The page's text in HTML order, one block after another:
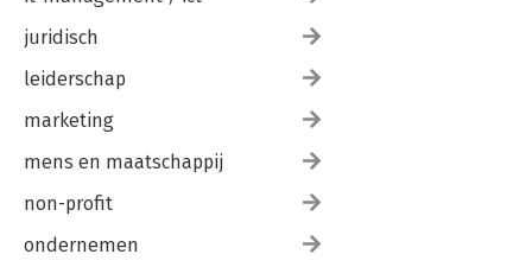
juridisch
leiderschap
marketing
mens en maatschappij
non-profit
ondernemen